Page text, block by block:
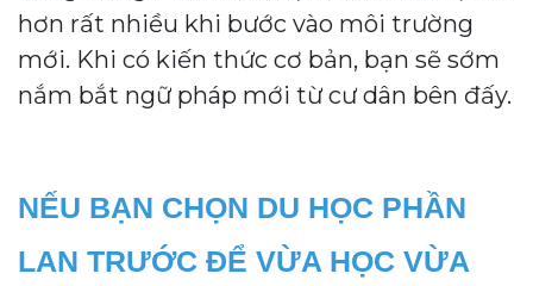
hơn rất nhiều khi bước vào môi trường
mới. Khi có kiến thức cơ bản, bạn sẽ sớm
nắm bắt ngữ pháp mới từ cư dân bên đấy.
NẾU BẠN CHỌN DU HỌC PHẦN
LAN TRƯỚC ĐỂ VỪA HỌC VỪA